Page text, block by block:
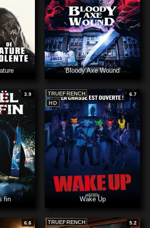
Bloody Axe Wound
3.9
fin
HD
TRUEFRENCH 6.7
Wake Up
6.6 TRUEFRENCH 5.2